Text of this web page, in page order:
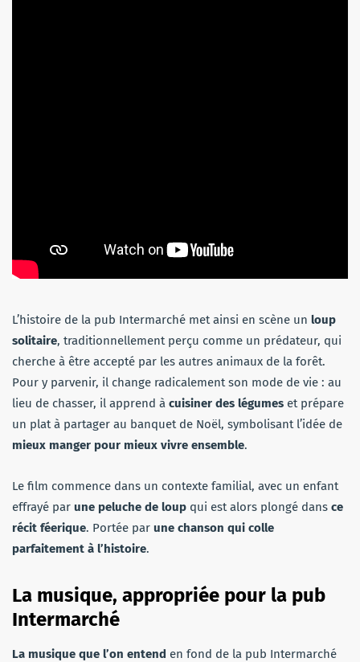
L’histoire de la pub Intermarché met ainsi en scène un loup
solitaire, traditionnellement perçu comme un prédateur, qui
cherche à être accepté par les autres animaux de la forêt.
Pour y parvenir, il change radicalement son mode de vie : au
lieu de chasser, il apprend à cuisiner des légumes et prépare
un plat à partager au banquet de Noël, symbolisant l’idée de
mieux manger pour mieux vivre ensemble.
Le film commence dans un contexte familial, avec un enfant
effrayé par une peluche de loup qui est alors plongé dans ce
récit féerique. Portée par une chanson qui colle
parfaitement à l’histoire.
La musique, appropriée pour la pub
Intermarché
La musique que l’on entend en fond de la pub Intermarché